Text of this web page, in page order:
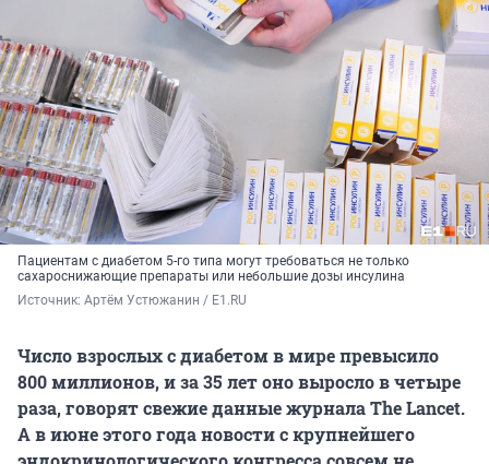
Пациентам с диабетом 5-го типа могут требоваться не только
сахароснижающие препараты или небольшие дозы инсулина
Источник: Артём Устюжанин / E1.RU
Число взрослых с диабетом в мире превысило
800 миллионов, и за 35 лет оно выросло в четыре
раза, говорят свежие данные журнала The Lancet.
А в июне этого года новости с крупнейшего